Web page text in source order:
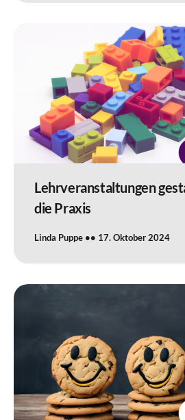
Lehrveranstaltungen
die Praxis
Linda Puppe 17. Oktober 2024